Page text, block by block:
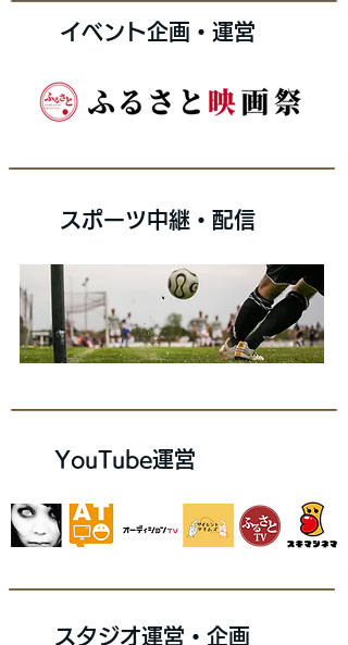
​イベント企画・運営
​スポーツ中継・配信
​YouTube運営
​スタジオ運営・企画